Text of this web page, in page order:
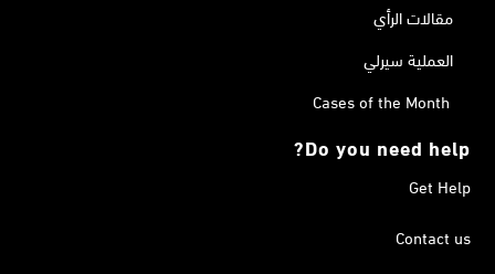
مقالات الرأي
العملية سيرلي
Cases of the Month
Do you need help?
Get Help
Contact us